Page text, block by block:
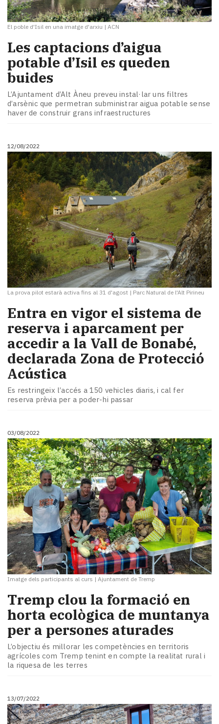
El poble d'Isil en una imatge d'arxiu | ACN
Les captacions d’aigua
potable d’Isil es queden
buides
L’Ajuntament d’Alt Àneu preveu instal·lar uns filtres
d’arsènic que permetran subministrar aigua potable sense
haver de construir grans infraestructures
12/08/2022
La prova pilot estarà activa fins al 31 d'agost | Parc Natural de l'Alt Pirineu
Entra en vigor el sistema de
reserva i aparcament per
accedir a la Vall de Bonabé,
declarada Zona de Protecció
Acústica
Es restringeix l’accés a 150 vehicles diaris, i cal fer
reserva prèvia per a poder-hi passar
03/08/2022
Imatge dels participants al curs | Ajuntament de Tremp
Tremp clou la formació en
horta ecològica de muntanya
per a persones aturades
L’objectiu és millorar les competències en territoris
agrícoles com Tremp tenint en compte la realitat rural i
la riquesa de les terres
13/07/2022